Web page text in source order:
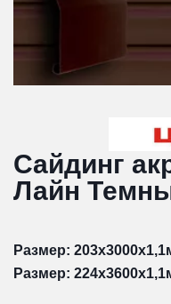
Сайдинг
Лайн
Размер:
Размер: